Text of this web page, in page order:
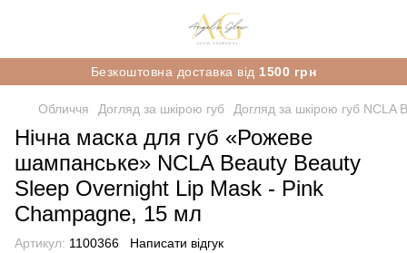
Безкоштовна доставка від 1500 грн
Обличчя Догляд за шкірою губ Догляд за шкірою губ NCLA
Нічна маска для губ «Рожеве
шампанське» NCLA Beauty Beauty
Sleep Overnight Lip Mask - Pink
Champagne, 15 мл
Артикул: 1100366 Написати відгук